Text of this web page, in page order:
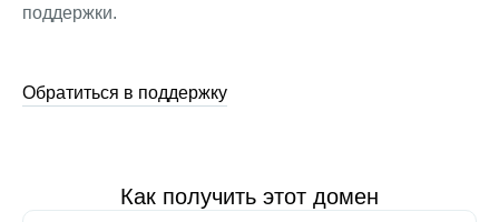
поддержки.
Обратиться в поддержку
Как получить этот домен